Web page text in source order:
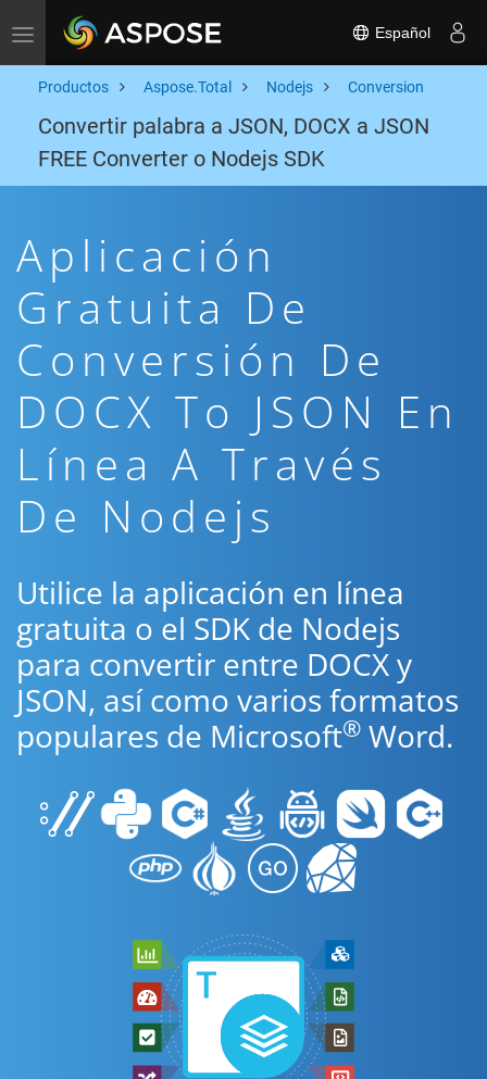
Toggle navigation Español
Productos Aspose.Total Nodejs Conversion
Convertir palabra a JSON, DOCX a JSON
FREE Converter o Nodejs SDK
Aplicación
Gratuita De
Conversión De
DOCX To JSON En
Línea A Través
De Nodejs
Utilice la aplicación en línea
gratuita o el SDK de Nodejs
para convertir entre DOCX y
JSON, así como varios formatos
populares de Microsoft® Word.